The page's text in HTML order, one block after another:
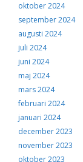
oktober 2024
september 2024
augusti 2024
juli 2024
juni 2024
maj 2024
mars 2024
februari 2024
januari 2024
december 2023
november 2023
oktober 2023